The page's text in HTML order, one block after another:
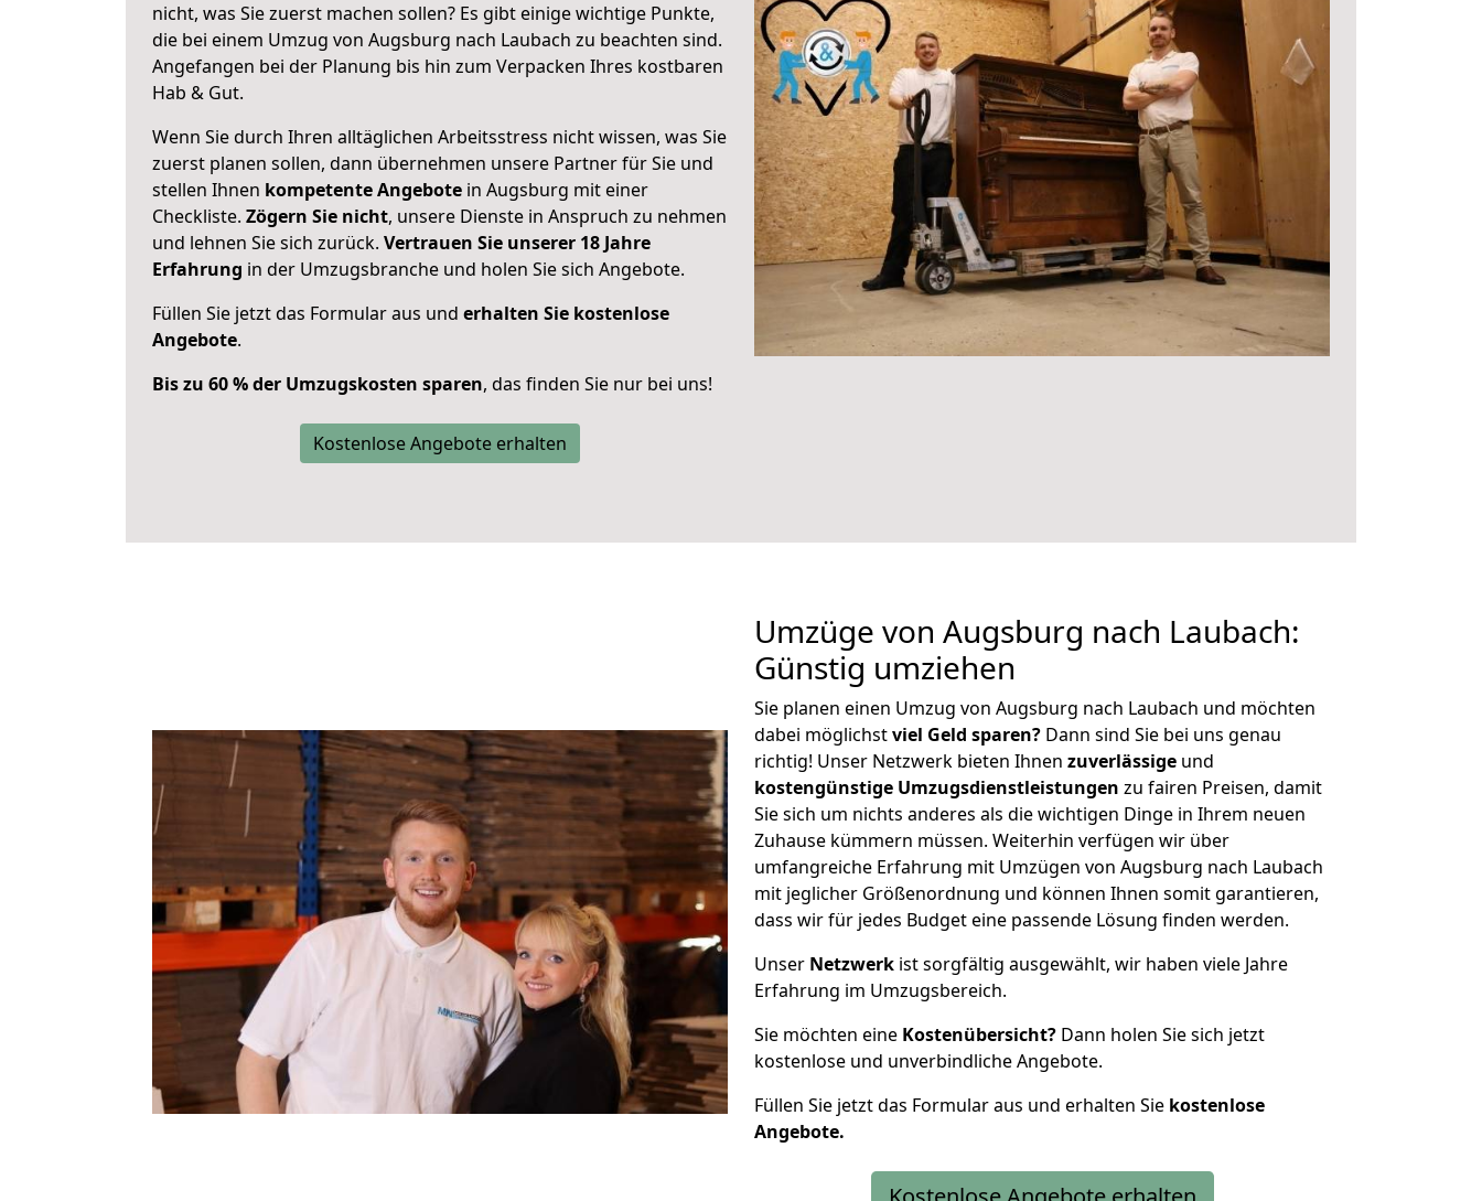
nicht, was Sie zuerst machen sollen? Es gibt einige wichtige Punkte,
die bei einem Umzug von Augsburg nach Laubach zu beachten sind.
Angefangen bei der Planung bis hin zum Verpacken Ihres kostbaren
Hab & Gut.
Wenn Sie durch Ihren alltäglichen Arbeitsstress nicht wissen, was Sie
zuerst planen sollen, dann übernehmen unsere Partner für Sie und
stellen Ihnen kompetente Angebote in Augsburg mit einer
Checkliste. Zögern Sie nicht, unsere Dienste in Anspruch zu nehmen
und lehnen Sie sich zurück. Vertrauen Sie unserer 18 Jahre
Erfahrung in der Umzugsbranche und holen Sie sich Angebote.
Füllen Sie jetzt das Formular aus und erhalten Sie kostenlose
Angebote.
Bis zu 60 % der Umzugskosten sparen, das finden Sie nur bei uns!
Kostenlose Angebote erhalten
Umzüge von Augsburg nach Laubach:
Günstig umziehen
Sie planen einen Umzug von Augsburg nach Laubach und möchten
dabei möglichstviel Geld sparen? Dann sind Sie bei uns genau
richtig! Unser Netzwerk bieten Ihnen zuverlässige und
kostengünstige Umzugsdienstleistungen zu fairen Preisen, damit
Sie sich um nichts anderes als die wichtigen Dinge in Ihrem neuen
Zuhause kümmern müssen. Weiterhin verfügen wir über
umfangreiche Erfahrung mit Umzügen von Augsburg nach Laubach
mit jeglicher Größenordnung und können Ihnen somit garantieren,
dass wir für jedes Budget eine passende Lösung finden werden.
Unser Netzwerk ist sorgfältig ausgewählt, wir haben viele Jahre
Erfahrung im Umzugsbereich.
Sie möchten eine Kostenübersicht? Dann holen Sie sich jetzt
kostenlose und unverbindliche Angebote.
Füllen Sie jetzt das Formular aus und erhalten Sie kostenlose
Angebote.